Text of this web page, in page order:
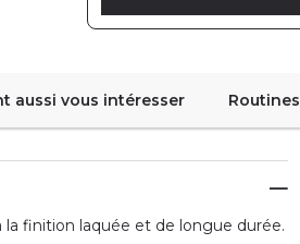
aussi vous intéresser Routines
finition laquée et de longue durée.